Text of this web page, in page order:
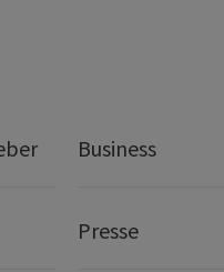
Business
Presse